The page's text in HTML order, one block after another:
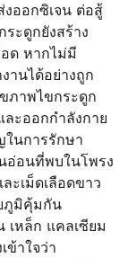
งออกซิเจน ต่อสู้
ะดูกยังสร้าง
อด หากไม่มี
านได้อย่างถูก
ภาพไขกระดูก
ะออกกำลังกาย
นการรักษา
อ่อนที่พบในโพรง
ะเม็ดเลือดขาว
ภูมิคุ้มกัน
เหล็ก แคลเซียม
ข้าใจว่า